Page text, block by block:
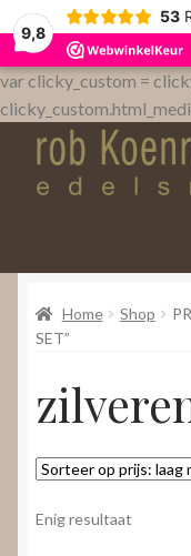
9,8
53
var clicky_custom =
Home
WebShop
Over
Nieuws
Home Shop
SET”
Enig resultaat